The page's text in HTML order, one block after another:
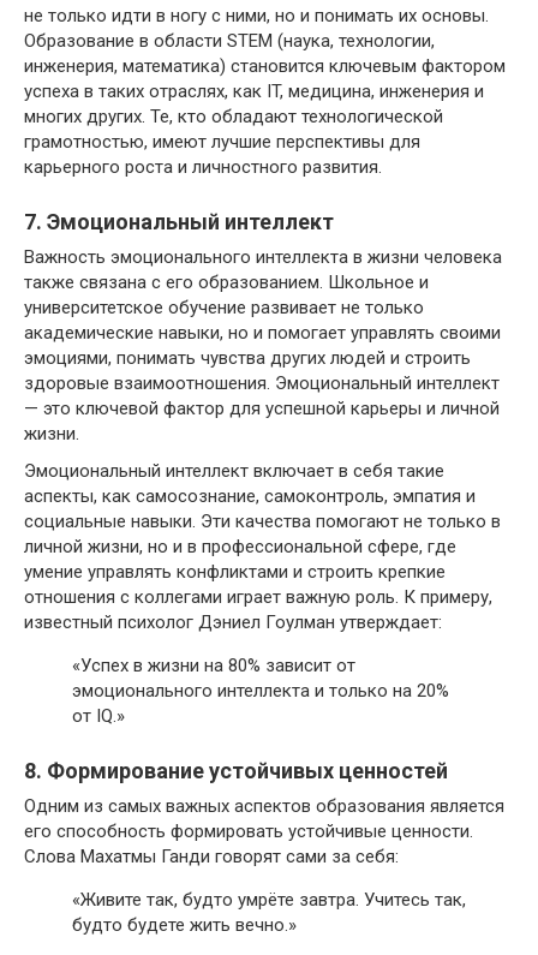
не только идти в ногу с ними, но и понимать их основы.
Образование в области STEM (наука, технологии,
инженерия, математика) становится ключевым фактором
успеха в таких отраслях, как IT, медицина, инженерия и
многих других. Те, кто обладают технологической
грамотностью, имеют лучшие перспективы для
карьерного роста и личностного развития.
7. Эмоциональный интеллект
Важность эмоционального интеллекта в жизни человека
также связана с его образованием. Школьное и
университетское обучение развивает не только
академические навыки, но и помогает управлять своими
эмоциями, понимать чувства других людей и строить
здоровые взаимоотношения. Эмоциональный интеллект
— это ключевой фактор для успешной карьеры и личной
жизни.
Эмоциональный интеллект включает в себя такие
аспекты, как самосознание, самоконтроль, эмпатия и
социальные навыки. Эти качества помогают не только в
личной жизни, но и в профессиональной сфере, где
умение управлять конфликтами и строить крепкие
отношения с коллегами играет важную роль. К примеру,
известный психолог Дэниел Гоулман утверждает:
«Успех в жизни на 80% зависит от
эмоционального интеллекта и только на 20%
от IQ.»
8. Формирование устойчивых ценностей
Одним из самых важных аспектов образования является
его способность формировать устойчивые ценности.
Слова Махатмы Ганди говорят сами за себя:
«Живите так, будто умрёте завтра. Учитесь так,
будто будете жить вечно.»